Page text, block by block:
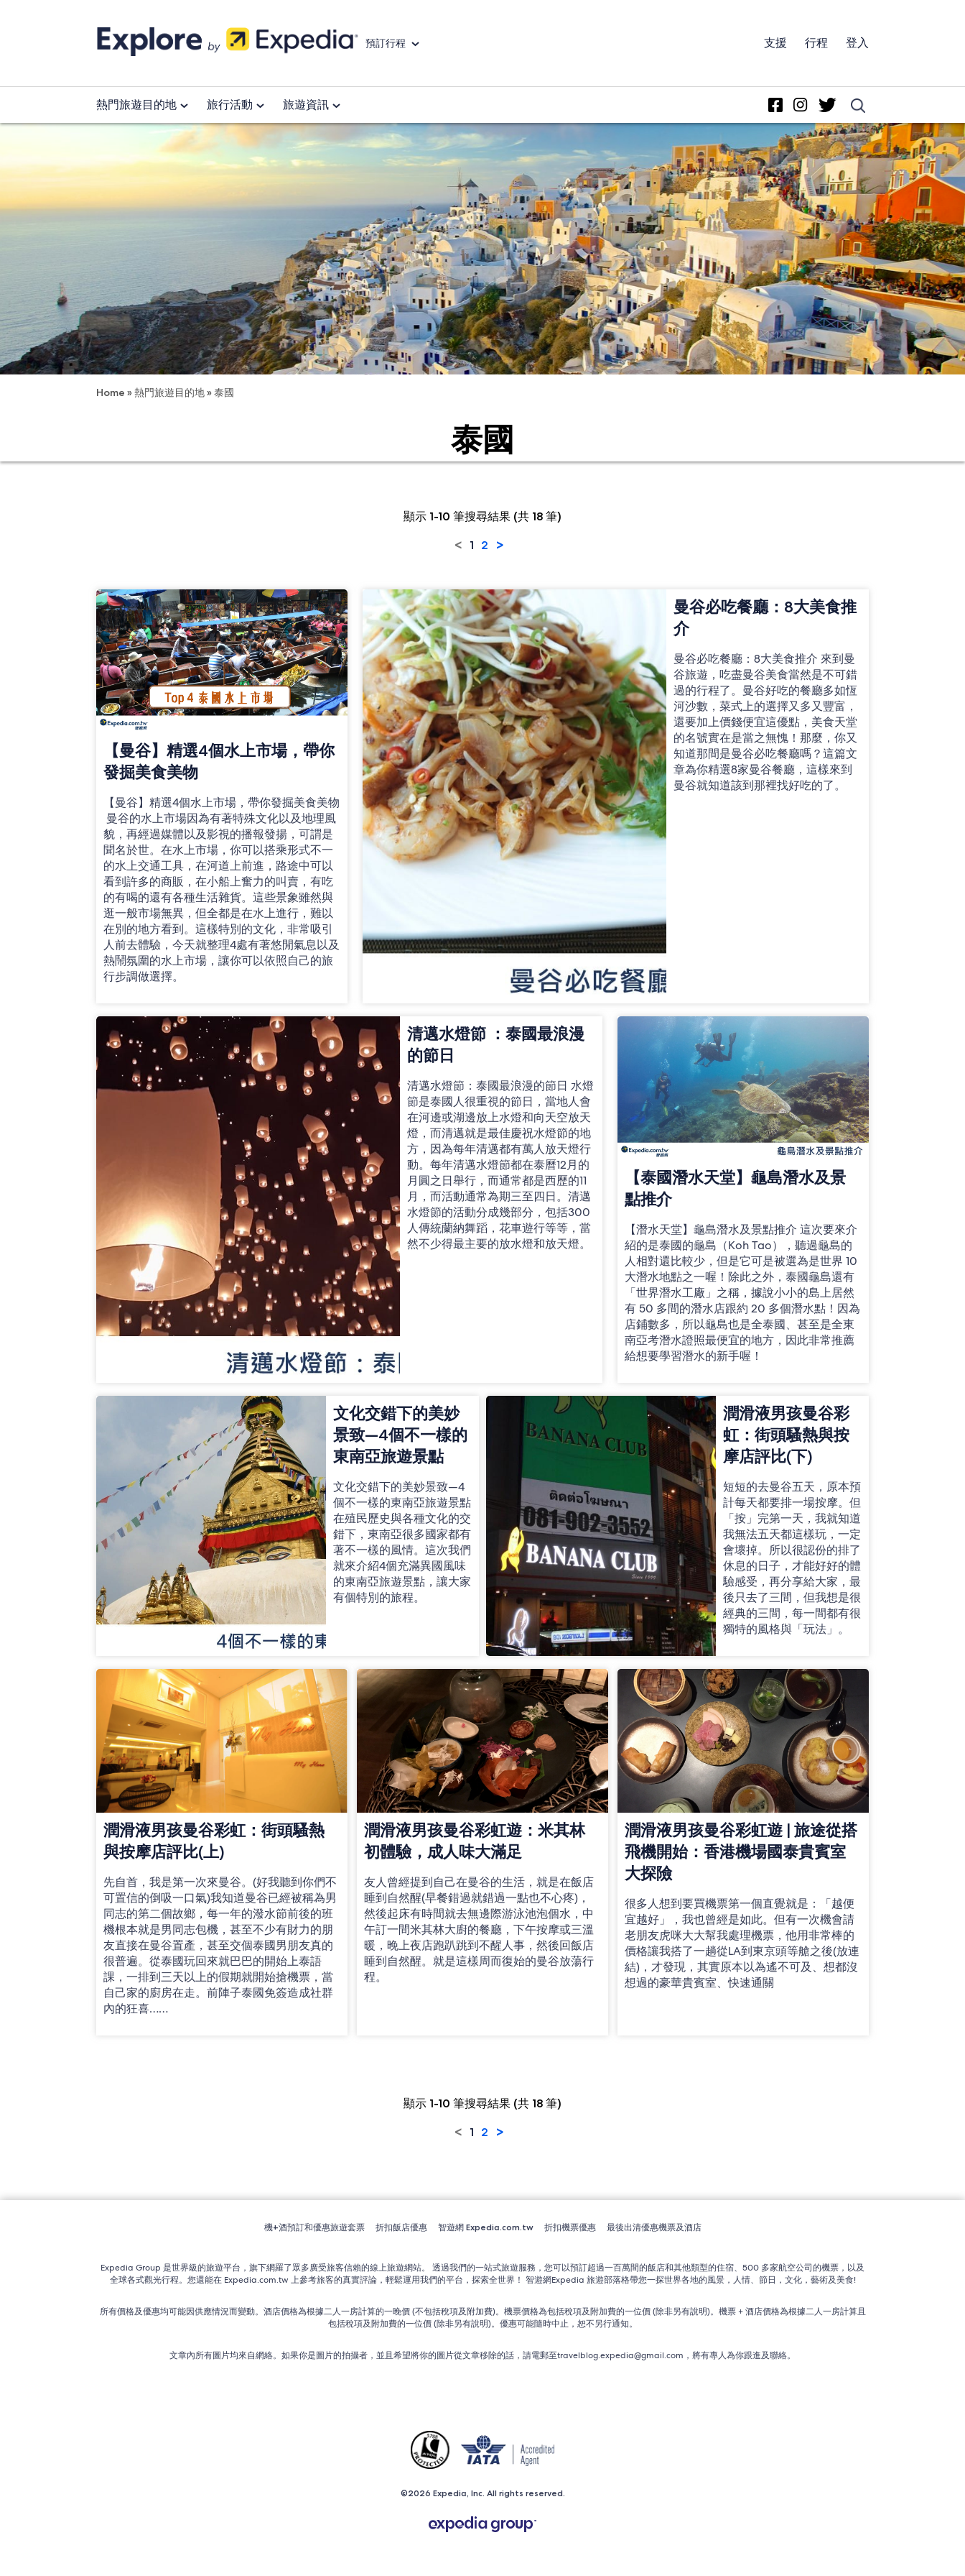
預訂行程 支援 行程 登入
熱門旅遊目的地 旅行活動 旅遊資訊
Home »熱門旅遊目的地»泰國
泰國
顯示 1-10 筆搜尋結果 (共 18 筆)
< 1 2 >
【曼谷】精選4個水上市場，帶你
發掘美食美物 ‍
【曼谷】精選4個水上市場，帶你發掘美食美物
‍ 曼谷的水上市場因為有著特殊文化以及地理風
貌，再經過媒體以及影視的播報發揚，可謂是
聞名於世。在水上市場，你可以搭乘形式不一
的水上交通工具，在河道上前進，路途中可以
看到許多的商販，在小船上奮力的叫賣，有吃
的有喝的還有各種生活雜貨。這些景象雖然與
逛一般市場無異，但全都是在水上進行，難以
在別的地方看到。這樣特別的文化，非常吸引
人前去體驗，今天就整理4處有著悠閒氣息以及
熱鬧氛圍的水上市場，讓你可以依照自己的旅
行步調做選擇。
曼谷必吃餐廳：8大美食推
介
曼谷必吃餐廳：8大美食推介 來到曼
谷旅遊，吃盡曼谷美食當然是不可錯
過的行程了。曼谷好吃的餐廳多如恆
河沙數，菜式上的選擇又多又豐富，
還要加上價錢便宜這優點，美食天堂
的名號實在是當之無愧！那麼，你又
知道那間是曼谷必吃餐廳嗎？這篇文
章為你精選8家曼谷餐廳，這樣來到
曼谷就知道該到那裡找好吃的了。
清邁水燈節 ：泰國最浪漫
的節日
清邁水燈節：泰國最浪漫的節日 水燈
節是泰國人很重視的節日，當地人會
在河邊或湖邊放上水燈和向天空放天
燈，而清邁就是最佳慶祝水燈節的地
方，因為每年清邁都有萬人放天燈行
動。每年清邁水燈節都在泰曆12月的
月圓之日舉行，而通常都是西歷的11
月，而活動通常為期三至四日。清邁
水燈節的活動分成幾部分，包括300
人傳統蘭納舞蹈，花車遊行等等，當
然不少得最主要的放水燈和放天燈。
【泰國潛水天堂】龜島潛水及景
點推介
【潛水天堂】龜島潛水及景點推介 這次要來介
紹的是泰國的龜島（Koh Tao），聽過龜島的
人相對還比較少，但是它可是被選為是世界 10
大潛水地點之一喔！除此之外，泰國龜島還有
「世界潛水工廠」之稱，據說小小的島上居然
有 50 多間的潛水店跟約 20 多個潛水點！因為
店鋪數多，所以龜島也是全泰國、甚至是全東
南亞考潛水證照最便宜的地方，因此非常推薦
給想要學習潛水的新手喔！
文化交錯下的美妙
景致—4個不一樣的
東南亞旅遊景點
文化交錯下的美妙景致—4
個不一樣的東南亞旅遊景點
在殖民歷史與各種文化的交
錯下，東南亞很多國家都有
著不一樣的風情。這次我們
就來介紹4個充滿異國風味
的東南亞旅遊景點，讓大家
有個特別的旅程。
潤滑液男孩曼谷彩
虹：街頭騷熱與按
摩店評比(下)
短短的去曼谷五天，原本預
計每天都要排一場按摩。但
「按」完第一天，我就知道
我無法五天都這樣玩，一定
會壞掉。所以很認份的排了
休息的日子，才能好好的體
驗感受，再分享給大家，最
後只去了三間，但我想是很
經典的三間，每一間都有很
獨特的風格與「玩法」。
潤滑液男孩曼谷彩虹：街頭騷熱
與按摩店評比(上)
先自首，我是第一次來曼谷。(好我聽到你們不
可置信的倒吸一口氣)我知道曼谷已經被稱為男
同志的第二個故鄉，每一年的潑水節前後的班
機根本就是男同志包機，甚至不少有財力的朋
友直接在曼谷置產，甚至交個泰國男朋友真的
很普遍。從泰國玩回來就巴巴的開始上泰語
課，一排到三天以上的假期就開始搶機票，當
自己家的廚房在走。前陣子泰國免簽造成社群
內的狂喜……
潤滑液男孩曼谷彩虹遊：米其林
初體驗，成人味大滿足
友人曾經提到自己在曼谷的生活，就是在飯店
睡到自然醒(早餐錯過就錯過一點也不心疼)，
然後起床有時間就去無邊際游泳池泡個水，中
午訂一間米其林大廚的餐廳，下午按摩或三溫
暖，晚上夜店跑趴跳到不醒人事，然後回飯店
睡到自然醒。就是這樣周而復始的曼谷放蕩行
程。
潤滑液男孩曼谷彩虹遊 | 旅途從搭
飛機開始：香港機場國泰貴賓室
大探險
很多人想到要買機票第一個直覺就是：「越便
宜越好」，我也曾經是如此。但有一次機會請
老朋友虎咪大大幫我處理機票，他用非常棒的
價格讓我搭了一趟從LA到東京頭等艙之後(放連
結)，才發現，其實原本以為遙不可及、想都沒
想過的豪華貴賓室、快速通關
顯示 1-10 筆搜尋結果 (共 18 筆)
< 1 2 >
機+酒預訂和優惠旅遊套票 折扣飯店優惠 智遊網 Expedia.com.tw 折扣機票優惠 最後出清優惠機票及酒店
Expedia Group 是世界級的旅遊平台，旗下網羅了眾多廣受旅客信賴的線上旅遊網站。 透過我們的一站式旅遊服務，您可以預訂超過一百萬間的飯店和其他類型的住宿、500 多家航空公司的機票，以及
全球各式觀光行程。您還能在 Expedia.com.tw 上參考旅客的真實評論，輕鬆運用我們的平台，探索全世界！ 智遊網Expedia 旅遊部落格帶您一探世界各地的風景，人情、節日，文化，藝術及美食!
所有價格及優惠均可能因供應情況而變動。酒店價格為根據二人一房計算的一晚價 (不包括稅項及附加費)。機票價格為包括稅項及附加費的一位價 (除非另有說明)。機票 + 酒店價格為根據二人一房計算且
包括稅項及附加費的一位價 (除非另有說明)。優惠可能隨時中止，恕不另行通知。
文章內所有圖片均來自網絡。如果你是圖片的拍攝者，並且希望將你的圖片從文章移除的話，請電郵至travelblog.expedia@gmail.com，將有專人為你跟進及聯絡。
©2026 Expedia, Inc. All rights reserved.